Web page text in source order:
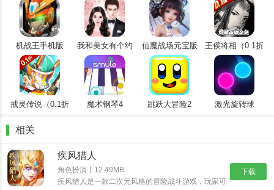
能。
疾风猎人手机版优势：
【3D魔幻】3D顶级魔幻战斗游戏，解锁属于全新竞技。
【自由玩法】玩法自由度非常高，玩家可以自由解锁喜好。
【冒险背景】顶级冒险故事可以自由解锁，体验不同背景。
疾风猎人新版亮点：
开放世界：开放属于自己的游戏世界，自由战斗冒险内容。
竞技出击：多元探索竞技玩法可以解锁，随心出击冒险内容。
疾风猎人手游测评：
机战王手机版
我和美女有个约
会
仙魔战场元宝版
王侯将相（0.1折
全密卷无限
648）
戒灵传说（0.1折
魔术钢琴4 跳跃大冒险2 激光旋转球
相关
下载
疾风猎人
角色扮演丨12.49MB
疾风猎人是一款二次元风格的冒险战斗游戏，玩家可